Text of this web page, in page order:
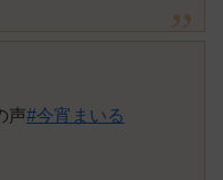
声#今宵まいる